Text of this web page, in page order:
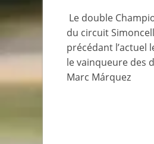
Le double
du circuit
précédant l’actuel
le vainqueure des
Marc Márquez